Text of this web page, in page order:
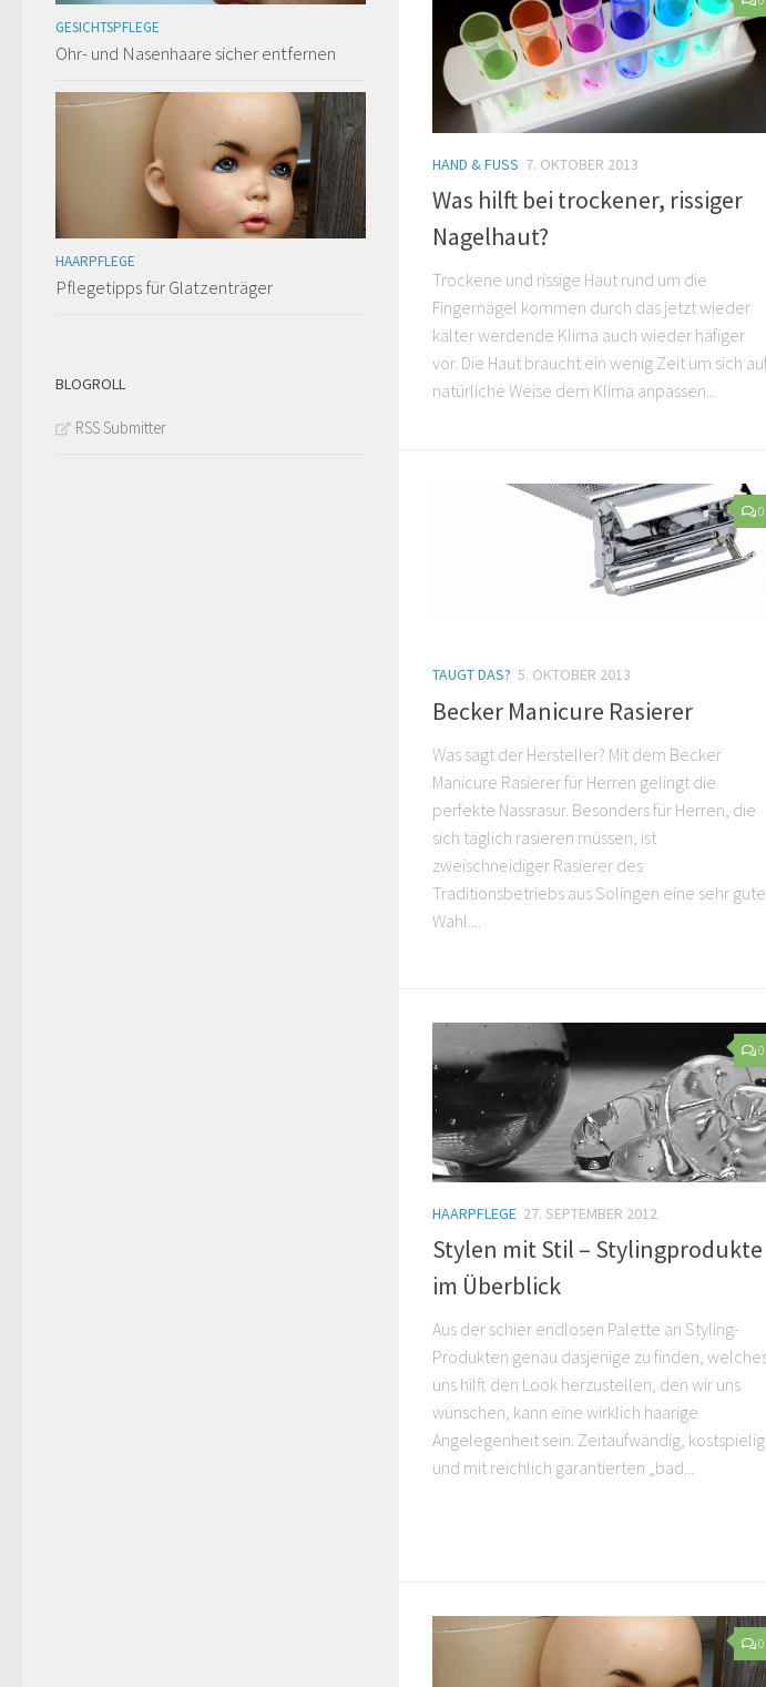
HAND & FUSS 7. OKTOBER 2013
Was hilft bei trockener, rissiger
Trockene und rissige Haut rund um die
Fingernägel kommen durch das jetzt wieder
kälter werdende Klima auch wieder häfiger
vor. Die Haut braucht ein wenig Zeit um sich auf
TAUGT DAS? 5. OKTOBER 2013
Was sagt der Hersteller? Mit dem Becker
Manicure Rasierer für Herren gelingt die
perfekte Nassrasur. Besonders für Herren, die
sich täglich rasieren müssen, ist
zweischneidiger Rasierer des
Traditionsbetriebs aus Solingen eine sehr gute
0
HAARPFLEGE 27. SEPTEMBER 2012
Stylen mit Stil – Stylingprodukte
Aus der schier endlosen Palette an Styling-
Produkten genau dasjenige zu finden, welches
uns hilft den Look herzustellen, den wir uns
wünschen, kann eine wirklich haarige
Angelegenheit sein. Zeitaufwändig, kostspielig
0
GESICHTSPFLEGE
Ohr- und Nasenhaare sicher entfernen
HAARPFLEGE
Pflegetipps für Glatzenträger
BLOGROLL
RSS Submitter